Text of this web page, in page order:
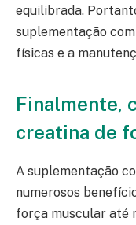
equilibrada.
suplementação
físicas e a
Finalmente,
creatina de
A suplementação
numerosos
força muscular até